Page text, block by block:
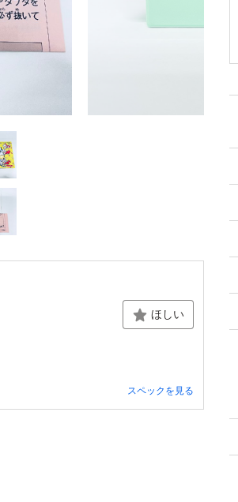
ほしい
スペックを見る